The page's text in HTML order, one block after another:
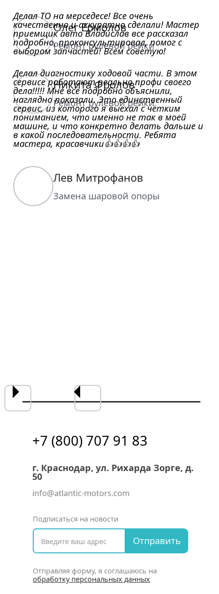
Олег Ермолов
Ремонт рулевой рейки
Делал ТО на мерседесе! Все очень
качественно и аккуратно сделали! Мастер
приемщик авто Владислав все рассказал
подробно, проконсультировал, помог с
выбором запчастей! Всем советую!
Никита Фролов
Ремонт рулевой рейки
Делал диагностику ходовой части. В этом
сервисе работают реально профи своего
дела!!!!! Мне всё подробно объяснили,
наглядно показали. Это единственный
сервис, из которого я выехал с чётким
пониманием, что именно не так в моей
машине, и что конкретно делать дальше и
в какой последовательности. Ребята
мастера, красавчики👍👍👍👍
Лев Митрофанов
Замена шаровой опоры
+7 (800) 707 91 83
г. Краснодар, ул. Рихарда Зорге, д.
50
info@atlantic-motors.com
Подписаться на новости
Отправить
Отправляя форму, я соглашаюсь на
обработку персональных данных